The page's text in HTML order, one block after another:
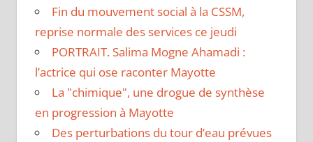
Fin du mouvement social à la CSSM,
reprise normale des services ce jeudi
PORTRAIT. Salima Mogne Ahamadi :
l’actrice qui ose raconter Mayotte
La "chimique", une drogue de synthèse
en progression à Mayotte
Des perturbations du tour d’eau prévues